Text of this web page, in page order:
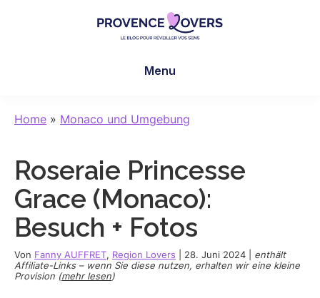
in
zu
wecken
Le
de
Claire
Menu
Home » Monaco und Umgebung
Roseraie Princesse
Grace (Monaco):
Besuch + Fotos
Von Fanny AUFFRET, Region Lovers 28. Juni 2024
enthält
Affiliate-Links – wenn Sie diese nutzen, erhalten wir eine kleine
Provision (mehr lesen)